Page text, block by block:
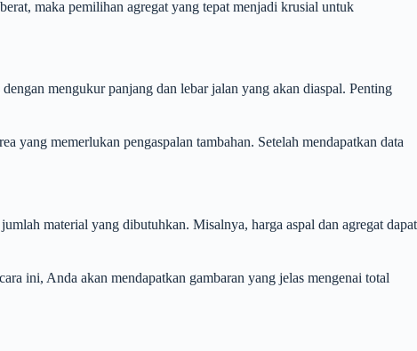
maka pemilihan agregat yang tepat menjadi krusial untuk
mengukur panjang dan lebar jalan yang akan diaspal. Penting
yang memerlukan pengaspalan tambahan. Setelah mendapatkan data
material yang dibutuhkan. Misalnya, harga aspal dan agregat dapat
ini, Anda akan mendapatkan gambaran yang jelas mengenai total